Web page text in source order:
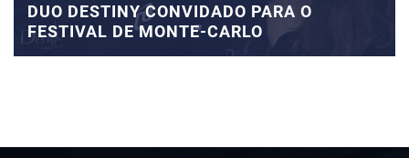
DUO DESTINY CONVIDADO PARA O
FESTIVAL DE MONTE-CARLO